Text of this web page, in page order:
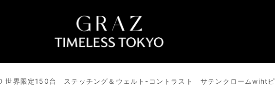
世界限定150台 ステッチング＆ウェルト-コントラスト サテンクロームwiht